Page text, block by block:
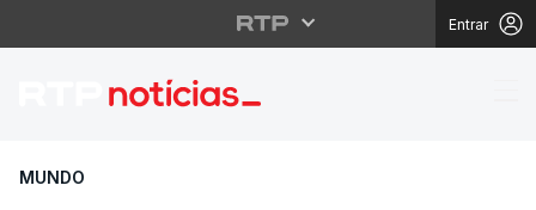
Entrar
Macau entra em
MUNDO